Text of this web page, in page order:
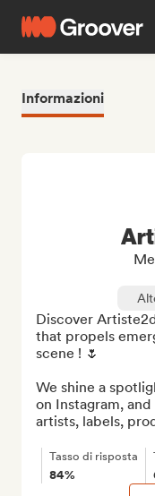
Informazioni
Discover
that propels
scene ! 🌷
We shine a
on Instagram,
artists, labels,
Tasso di risposta
84%